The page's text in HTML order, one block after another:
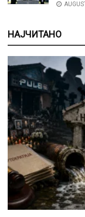
НАЈЧИТАНО